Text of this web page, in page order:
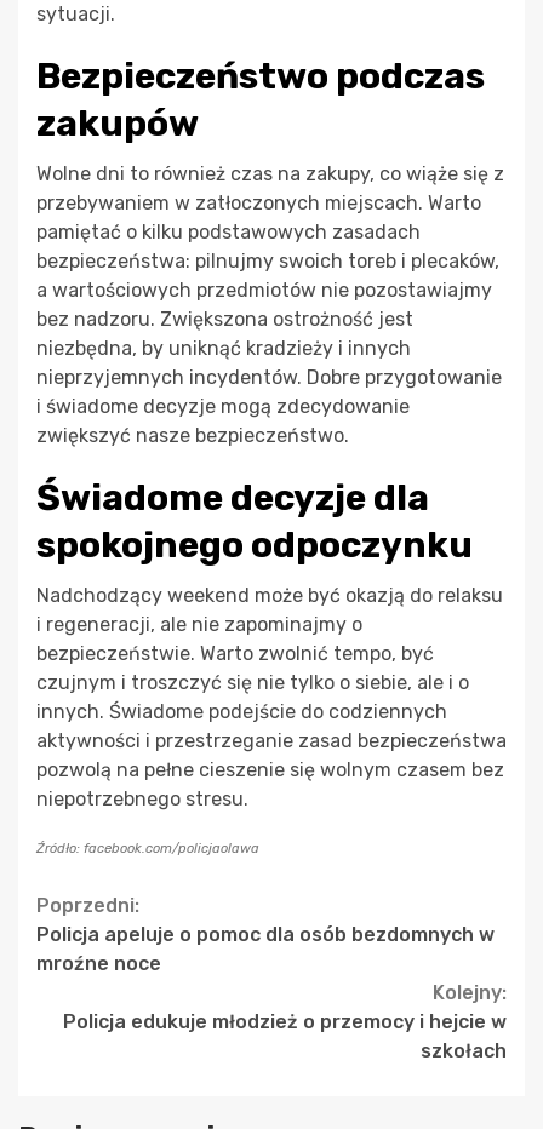
sytuacji.
Bezpieczeństwo podczas
zakupów
Wolne dni to również czas na zakupy, co wiąże się z
przebywaniem w zatłoczonych miejscach. Warto
pamiętać o kilku podstawowych zasadach
bezpieczeństwa: pilnujmy swoich toreb i plecaków,
a wartościowych przedmiotów nie pozostawiajmy
bez nadzoru. Zwiększona ostrożność jest
niezbędna, by uniknąć kradzieży i innych
nieprzyjemnych incydentów. Dobre przygotowanie
i świadome decyzje mogą zdecydowanie
zwiększyć nasze bezpieczeństwo.
Świadome decyzje dla
spokojnego odpoczynku
Nadchodzący weekend może być okazją do relaksu
i regeneracji, ale nie zapominajmy o
bezpieczeństwie. Warto zwolnić tempo, być
czujnym i troszczyć się nie tylko o siebie, ale i o
innych. Świadome podejście do codziennych
aktywności i przestrzeganie zasad bezpieczeństwa
pozwolą na pełne cieszenie się wolnym czasem bez
niepotrzebnego stresu.
Źródło: facebook.com/policjaolawa
Continue
Reading
Poprzedni:
Policja apeluje o pomoc dla osób bezdomnych w
mroźne noce
Kolejny:
Policja edukuje młodzież o przemocy i hejcie w
szkołach